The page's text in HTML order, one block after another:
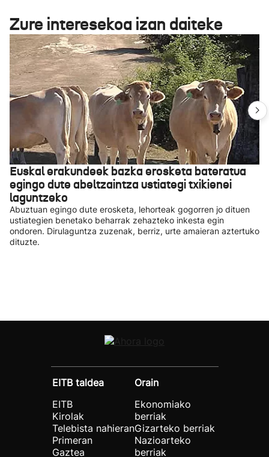
Zure interesekoa izan daiteke
Euskal erakundeek bazka erosketa bateratua
egingo dute abeltzaintza ustiategi txikienei
laguntzeko
Abuztuan egingo dute erosketa, lehorteak gogorren jo dituen
ustiategien benetako beharrak zehazteko inkesta egin
ondoren. Dirulaguntza zuzenak, berriz, urte amaieran aztertuko
dituzte.
EITB taldea
EITB
Kirolak
Telebista nahieran
Primeran
Gaztea
Orain
Ekonomiako
berriak
Gizarteko berriak
Nazioarteko
berriak